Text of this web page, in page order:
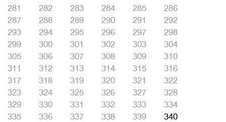
281
282 283 284 285
286
287
288 289 290 291
292
293
294 295 296 297
298
299
300 301 302 303
304
305
306 307 308 309
310
311
312 313 314 315
316
317
318 319 320 321
322
323
324 325 326 327
328
329
330 331 332 333
334
335
336 337 338 339
340